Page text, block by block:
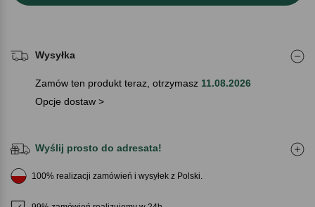
Wysyłka
Zamów ten produkt teraz, otrzymasz 11.08.2026
Opcje dostaw >
Wyślij prosto do adresata!
100% realizacji zamówień i wysyłek z Polski.